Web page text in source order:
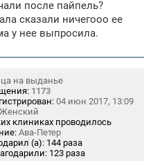
после пайпель?
сказали ничегооо ее
у нее выпросила.
на выданье
1173
04 июн 2017, 13:09
Женский
клиниках проводилось
Ава-Петер
(а): 144 раза
123 раза